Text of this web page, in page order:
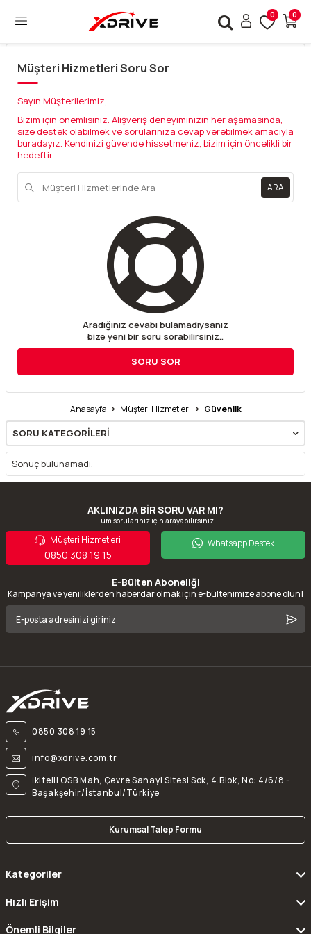
0 0
Müşteri Hizmetleri Soru Sor
Sayın Müşterilerimiz,
Bizim için önemlisiniz. Alışveriş deneyiminizin her aşamasında,
size destek olabilmek ve sorularınıza cevap verebilmek amacıyla
buradayız. Kendinizi güvende hissetmeniz, bizim için öncelikli bir
hedeftir.
ARA
Aradığınız cevabı bulamadıysanız
bize yeni bir soru sorabilirsiniz..
SORU SOR
Anasayfa Müşteri Hizmetleri Güvenlik
SORU KATEGORILERI
Sonuç bulunamadı.
AKLINIZDA BİR SORU VAR MI?
Tüm sorularınız için arayabilirsiniz
Müşteri Hizmetleri
0850 308 19 15
Whatsapp Destek
E-Bülten Aboneliği
Kampanya ve yeniliklerden haberdar olmak için e-bültenimize abone olun!
0850 308 19 15
info@xdrive.com.tr
İkitelli OSB Mah, Çevre Sanayi Sitesi Sok, 4.Blok, No: 4/6/8 -
Başakşehir/İstanbul/Türkiye
Kurumsal Talep Formu
Kategoriler
Hızlı Erişim
Önemli Bilgiler